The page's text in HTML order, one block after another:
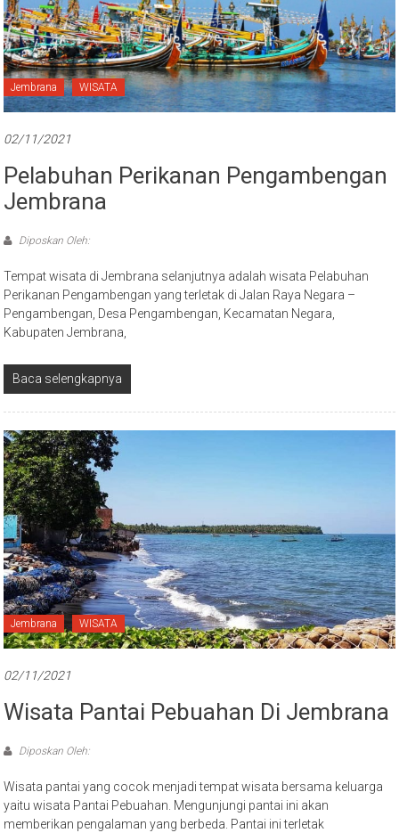
Jembrana WISATA
02/11/2021
Pelabuhan Perikanan Pengambengan
Jembrana
Diposkan Oleh:
Tempat wisata di Jembrana selanjutnya adalah wisata Pelabuhan
Perikanan Pengambengan yang terletak di Jalan Raya Negara –
Pengambengan, Desa Pengambengan, Kecamatan Negara,
Kabupaten Jembrana,
Baca selengkapnya
Jembrana WISATA
02/11/2021
Wisata Pantai Pebuahan Di Jembrana
Diposkan Oleh:
Wisata pantai yang cocok menjadi tempat wisata bersama keluarga
yaitu wisata Pantai Pebuahan. Mengunjungi pantai ini akan
memberikan pengalaman yang berbeda. Pantai ini terletak